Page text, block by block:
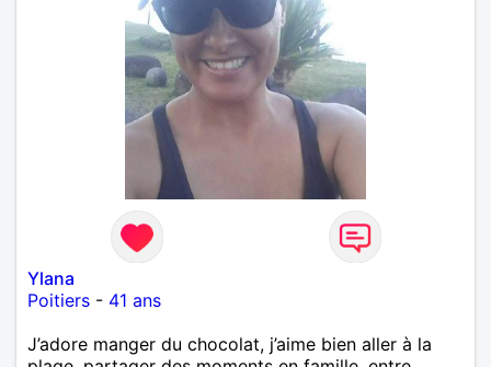
Ylana
Poitiers - 41 ans
J’adore manger du chocolat, j’aime bien aller à la